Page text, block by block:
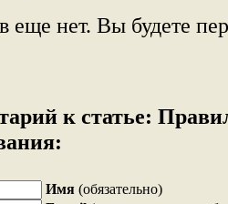
еще нет. Вы будете
к статье:
Имя (обязательно)